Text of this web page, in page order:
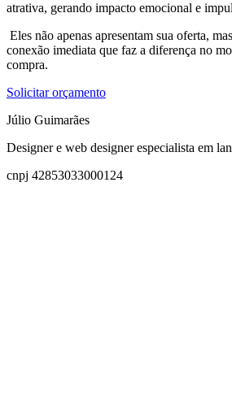
atrativa, gerando impacto emocional e
Eles não apenas apresentam sua oferta,
conexão imediata que faz a diferença no
compra.
Solicitar orçamento
Júlio Guimarães
Designer e web designer especialista em
cnpj 42853033000124